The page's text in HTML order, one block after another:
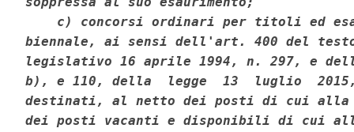
c) concorsi ordinari per titoli ed
biennale, ai sensi dell'art. 400 del
legislativo 16 aprile 1994, n. 297, e
b), e 110, della  legge  13  luglio
destinati, al netto dei posti di cui
dei posti vacanti e disponibili di cui